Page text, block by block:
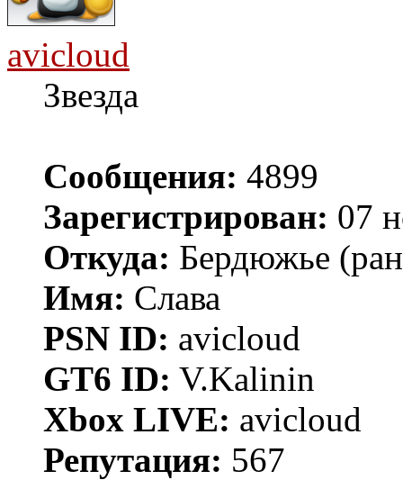
avicloud
Звезда
Сообщения: 4899
Зарегистрирован: 07
Откуда: Бердюжье
Имя: Слава
PSN ID: avicloud
GT6 ID: V.Kalinin
Xbox LIVE: avicloud
Репутация: 567